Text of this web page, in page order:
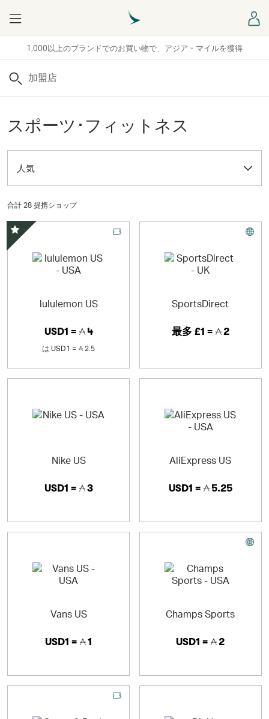
1,000以上のブランドでのお買い物で、アジア・マイルを獲得
Menu
検索
スポーツ･フィットネス
人気
合計 28 提携ショップ
lululemon US
USD1 = 4
は USD1 = 2.5
スペシャルオファー
SportsDirect
最多 £1 = 2
Nike US
USD1 = 3
AliExpress US
USD1 = 5.25
Vans US
USD1 = 1
Champs Sports
USD1 = 2